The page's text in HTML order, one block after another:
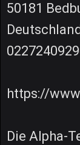
50181
https://
Die Alpha-